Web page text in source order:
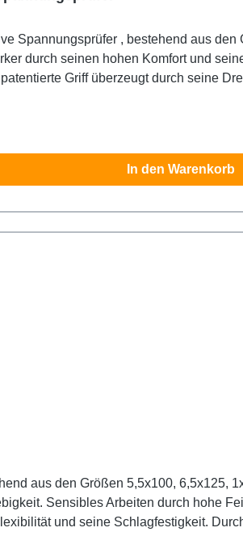
5,5x1,0x125, PH 1x80, PH2x100 und
und
In den Warenkorb
PH 2x100 überzeugt selbst Profihandwerker
gegeben, welche